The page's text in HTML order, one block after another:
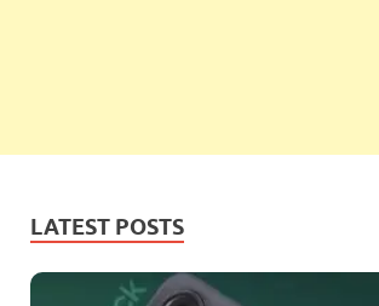
LATEST POSTS